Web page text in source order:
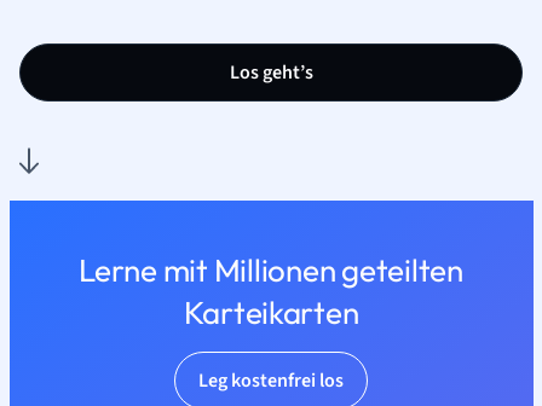
Los geht’s
Lerne mit Millionen geteilten
Karteikarten
Leg kostenfrei los